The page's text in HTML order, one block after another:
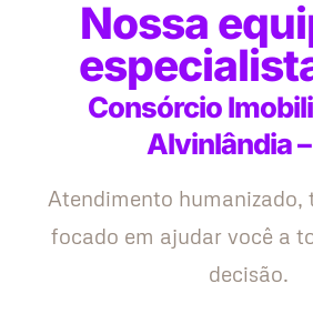
Nossa
Consórcio
Alvinlândia
Atendimento humanizado,
focado em ajudar você a
decisão.